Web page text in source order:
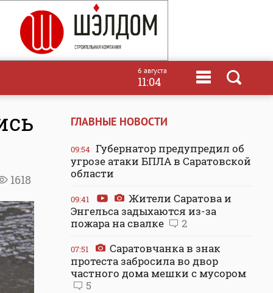
6 августа
11:04
1618
ГЛАВНЫЕ НОВОСТИ
09:54 Губернатор предупредил об
угрозе атаки БПЛА в Саратовской
области
09:41
Жители Саратова и
Энгельса задыхаются из-за
пожара на свалке
2
07:51
Саратовчанка в знак
протеста забросила во двор
частного дома мешки с мусором
5